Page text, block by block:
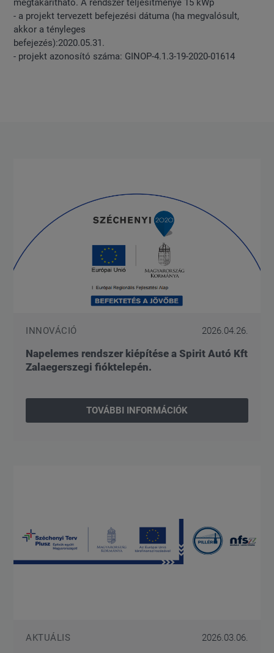
megtakarítható. A rendszer teljesítménye 15 kWp
- a projekt tervezett befejezési dátuma (ha megvalósult,
akkor a tényleges
befejezés):2020.05.31.
- projekt azonosító száma: GINOP-4.1.3-19-2020-01614
INNOVÁCIÓ 2026.04.26.
Napelemes rendszer kiépítése a Spirit Autó Kft
Zalaegerszegi fióktelepén.
TOVÁBBI INFORMÁCIÓK
AKTUÁLIS 2026.03.06.